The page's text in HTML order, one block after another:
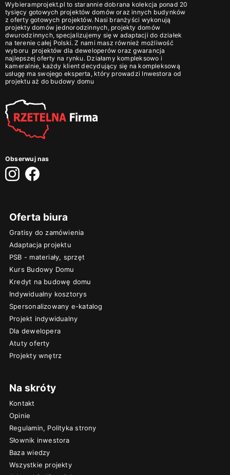
Wybieramprojekt.pl to starannie dobrana kolekcja ponad 20
tysięcy gotowych projektów domów oraz innych budynków
z oferty gotowych projektów. Nasi branżyści wykonują
projekty domów jednorodzinnych, projekty domów
dwurodzinnych, specjalizujemy się w adaptacji do działek
na terenie całej Polski. Z nami masz również możliwość
wyboru projektów dla deweloperów oraz gwarancja
najlepszej oferty na rynku. Działamy kompleksowo i
kameralnie, każdy klient decydujący się na kompleksową
usługę ma swojego eksperta, który prowadzi Inwestora od
projektu aż do budowy domu
Obserwuj nas
Oferta biura
Gratisy do zamówienia
Adaptacja projektu
PSB - materiały, sprzęt
Kurs Budowy Domu
Kredyt na budowę domu
Indywidualny kosztorys
Spersonalizowany e-katalog
Projekt indywidualny
Dla dewelopera
Atuty oferty
Projekty wnętrz
Na skróty
Kontakt
Opinie
Regulamin, Polityka strony
Słownik inwestora
Baza wiedzy
Wszystkie projekty